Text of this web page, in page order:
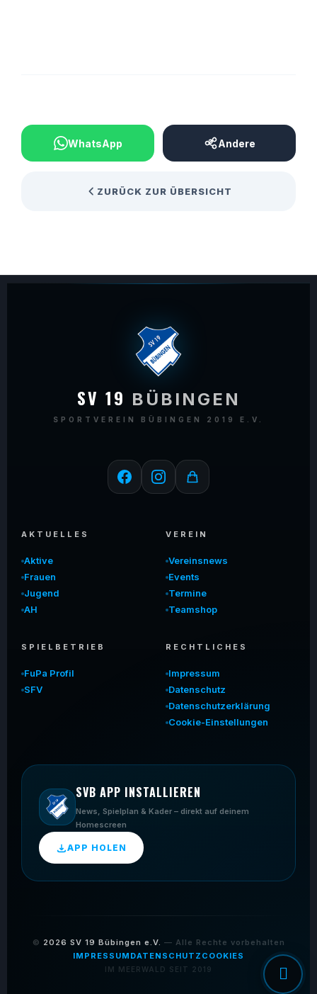
WhatsApp Andere
ZURÜCK ZUR ÜBERSICHT
SV 19 BÜBINGEN
SPORTVEREIN BÜBINGEN 2019 E.V.
AKTUELLES
Aktive
Frauen
Jugend
AH
VEREIN
Vereinsnews
Events
Termine
Teamshop
SPIELBETRIEB
FuPa Profil
SFV
RECHTLICHES
Impressum
Datenschutz
Datenschutzerklärung
Cookie-Einstellungen
SVB APP INSTALLIEREN
News, Spielplan & Kader – direkt auf deinem
Homescreen
APP HOLEN
© 2026 SV 19 Bübingen e.V. — Alle Rechte vorbehalten
IMPRESSUM DATENSCHUTZ COOKIES
IM MEERWALD SEIT 2019